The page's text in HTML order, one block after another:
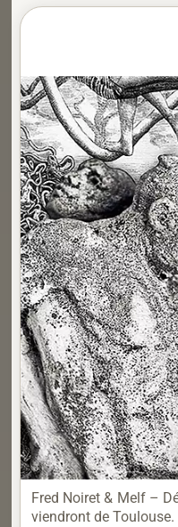
Fred Noiret & Melf –
viendront de